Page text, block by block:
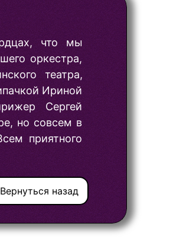
что мы
оркестра,
театра,
Ириной
Сергей
но совсем в
приятного
Вернуться назад